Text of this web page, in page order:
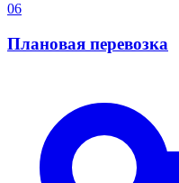
06
Плановая перевозка